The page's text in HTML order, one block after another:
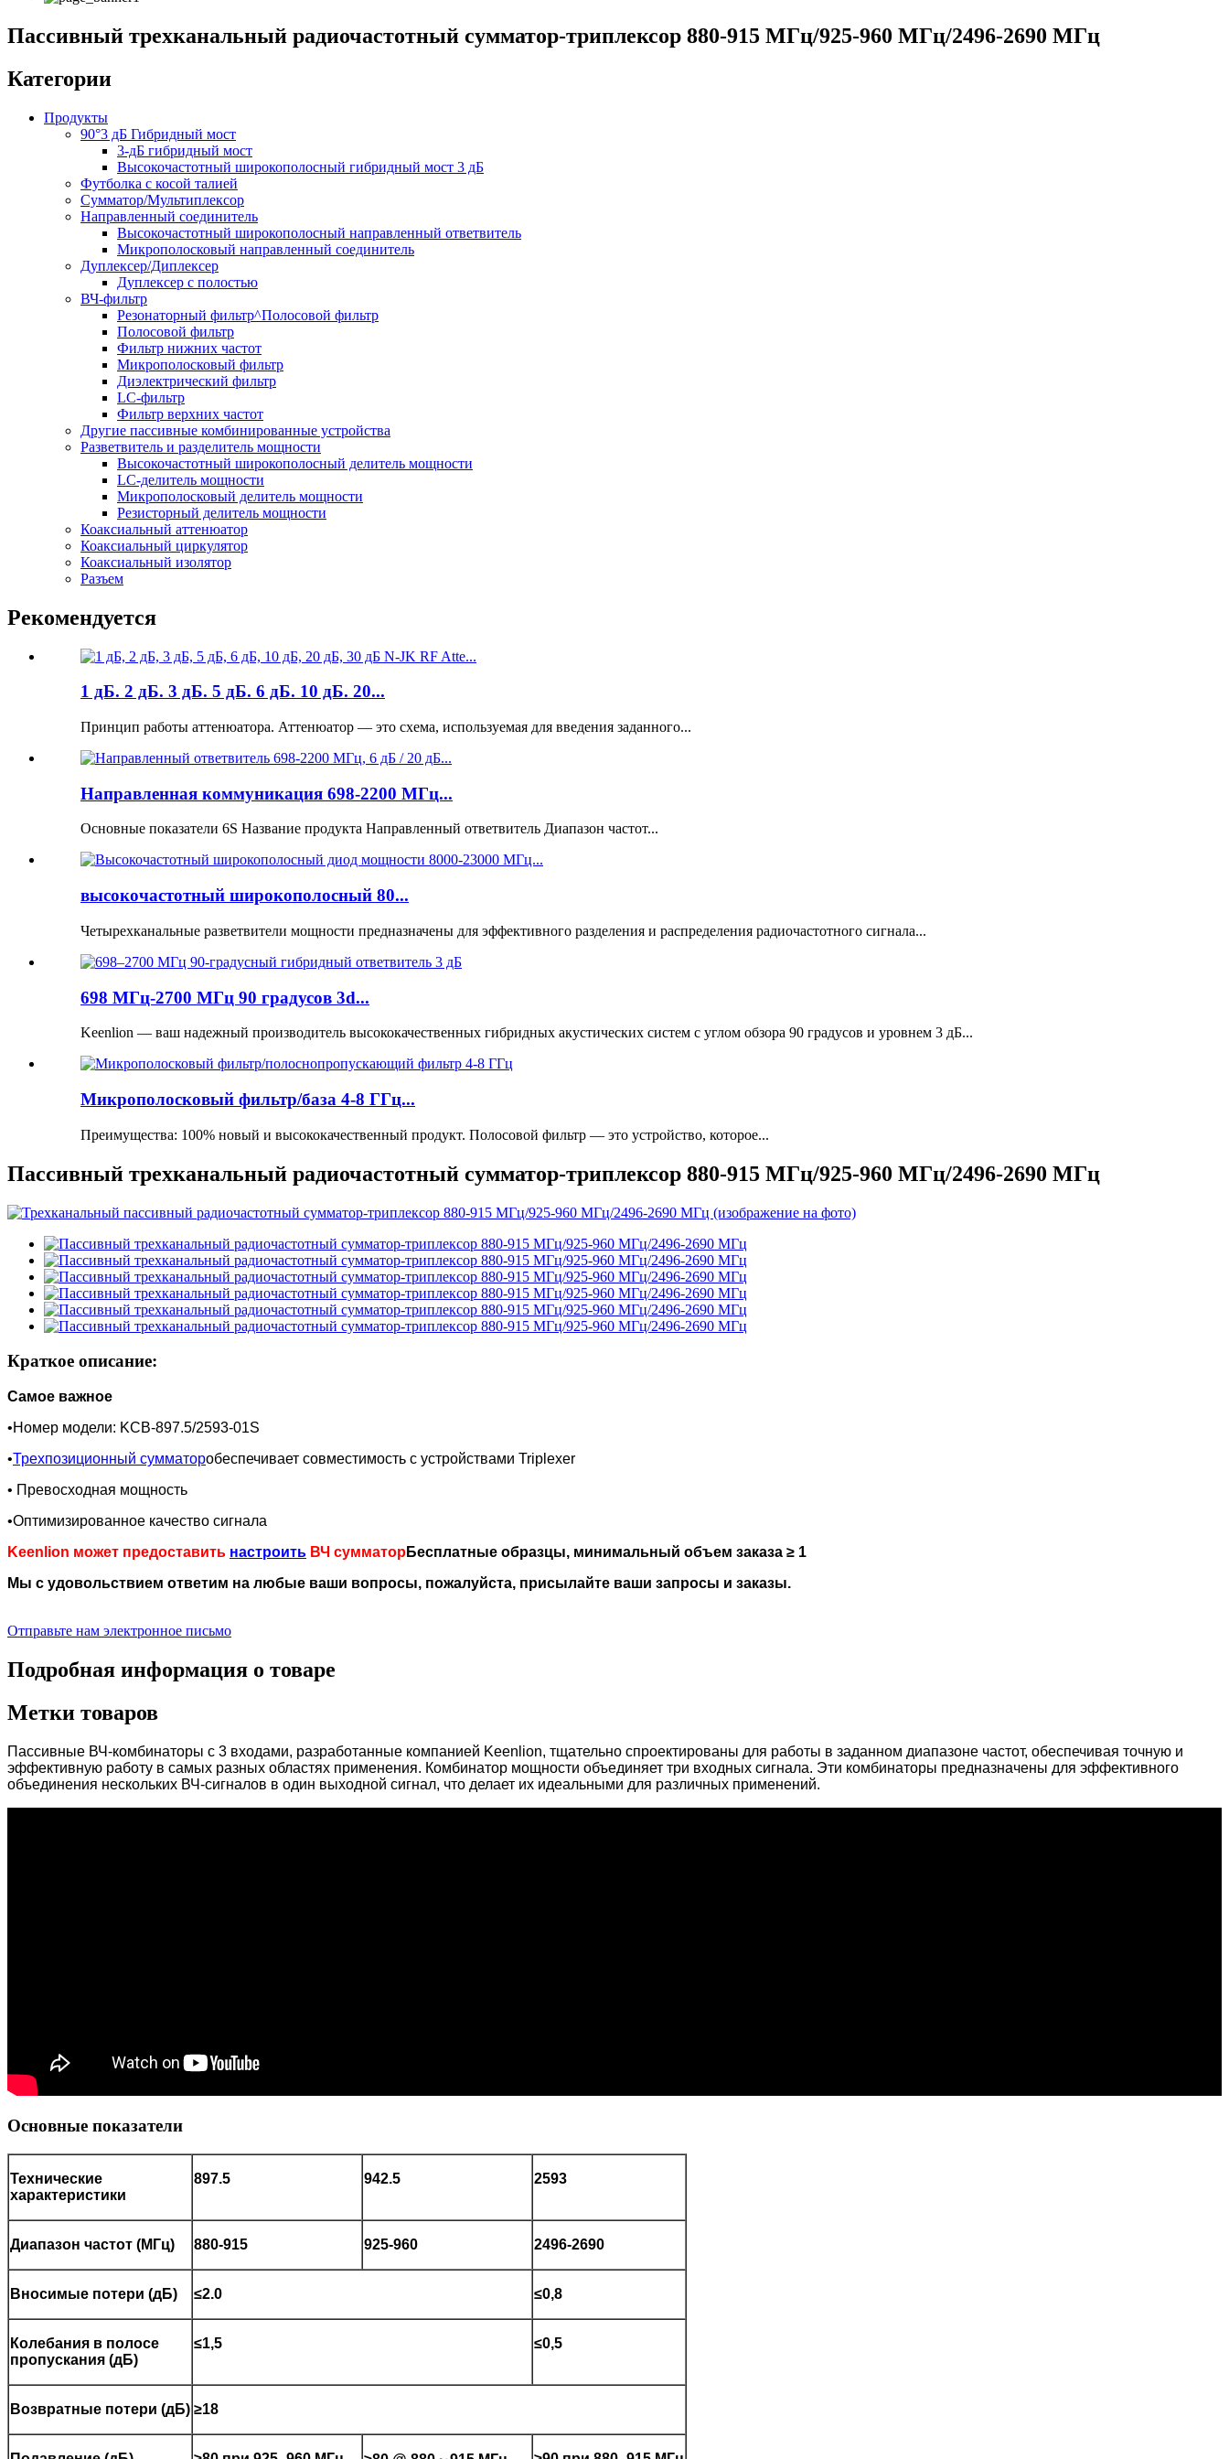
Пассивный трехканальный радиочастотный сумматор-триплексор 880-915 МГц/925-960 МГц/2496-2690 МГц
Категории
Продукты
90°3 дБ Гибридный мост
3-дБ гибридный мост
Высокочастотный широкополосный гибридный мост 3 дБ
Футболка с косой талией
Сумматор/Мультиплексор
Направленный соединитель
Высокочастотный широкополосный направленный ответвитель
Микрополосковый направленный соединитель
Дуплексер/Диплексер
Дуплексер с полостью
ВЧ-фильтр
Резонаторный фильтр^Полосовой фильтр
Полосовой фильтр
Фильтр нижних частот
Микрополосковый фильтр
Диэлектрический фильтр
LC-фильтр
Фильтр верхних частот
Другие пассивные комбинированные устройства
Разветвитель и разделитель мощности
Высокочастотный широкополосный делитель мощности
LC-делитель мощности
Микрополосковый делитель мощности
Резисторный делитель мощности
Коаксиальный аттенюатор
Коаксиальный циркулятор
Коаксиальный изолятор
Разъем
Рекомендуется
1 дБ. 2 дБ. 3 дБ. 5 дБ. 6 дБ. 10 дБ. 20...
Принцип работы аттенюатора. Аттенюатор — это схема, используемая для введения заданного...
Направленная коммуникация 698-2200 МГц...
Основные показатели 6S Название продукта Направленный ответвитель Диапазон частот...
высокочастотный широкополосный 80...
Четырехканальные разветвители мощности предназначены для эффективного разделения и распределения радиочастотного сигнала...
698 МГц-2700 МГц 90 градусов 3d...
Keenlion — ваш надежный производитель высококачественных гибридных акустических систем с углом обзора 90 градусов и уровнем 3 дБ...
Микрополосковый фильтр/база 4-8 ГГц...
Преимущества: 100% новый и высококачественный продукт. Полосовой фильтр — это устройство, которое...
Пассивный трехканальный радиочастотный сумматор-триплексор 880-915 МГц/925-960 МГц/2496-2690 МГц
Краткое описание:
Самое важное
•Номер модели: KCB-897.5/2593-01S
•Трехпозиционный сумматоробеспечивает совместимость с устройствами Triplexer
• Превосходная мощность
•Оптимизированное качество сигнала
Keenlion может предоставить настроить ВЧ сумматорБесплатные образцы, минимальный объем заказа ≥ 1
Мы с удовольствием ответим на любые ваши вопросы, пожалуйста, присылайте ваши запросы и заказы.
Отправьте нам электронное письмо
Подробная информация о товаре
Метки товаров
Пассивные ВЧ-комбинаторы с 3 входами, разработанные компанией Keenlion, тщательно спроектированы для работы в заданном диапазоне частот, обеспечивая точную и
эффективную работу в самых разных областях применения. Комбинатор мощности объединяет три входных сигнала. Эти комбинаторы предназначены для эффективного
объединения нескольких ВЧ-сигналов в один выходной сигнал, что делает их идеальными для различных применений.
Основные показатели
Технические
характеристики
897.5 942.5 2593
Диапазон частот (МГц) 880-915 925-960 2496-2690
Вносимые потери (дБ) ≤2.0 ≤0,8
Колебания в полосе
пропускания (дБ)
≤1,5 ≤0,5
Возвратные потери (дБ) ≥18